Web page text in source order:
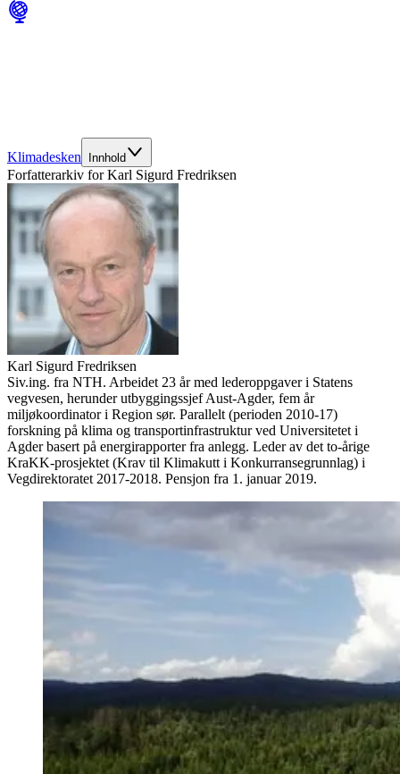
Klimadesken Innhold
Forfatterarkiv forKarl Sigurd Fredriksen
Karl Sigurd Fredriksen
Siv.ing. fra NTH. Arbeidet 23 år med lederoppgaver i Statens
vegvesen, herunder utbyggingssjef Aust-Agder, fem år
miljøkoordinator i Region sør. Parallelt (perioden 2010-17)
forskning på klima og transportinfrastruktur ved Universitetet i
Agder basert på energirapporter fra anlegg. Leder av det to-årige
KraKK-prosjektet (Krav til Klimakutt i Konkurransegrunnlag) i
Vegdirektoratet 2017-2018. Pensjon fra 1. januar 2019.